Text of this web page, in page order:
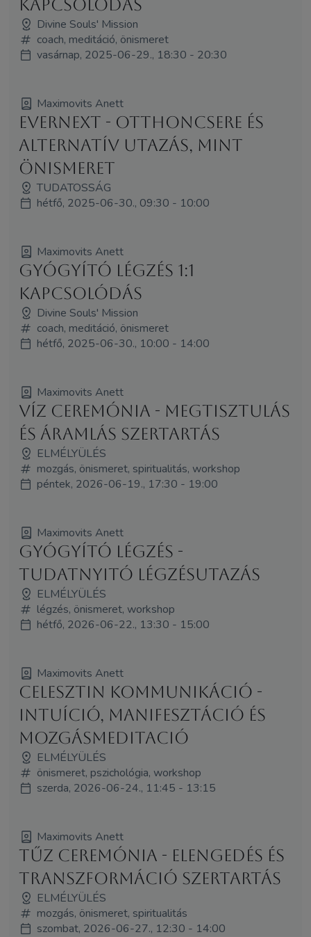
Kapcsolódás
Divine Souls' Mission
coach, meditáció, önismeret
vasárnap, 2025-06-29., 18:30 - 20:30
Maximovits Anett
EverNEXT - Otthoncsere és
alternatív utazás, mint
önismeret
TUDATOSSÁG
hétfő, 2025-06-30., 09:30 - 10:00
Maximovits Anett
Gyógyító Légzés 1:1
Kapcsolódás
Divine Souls' Mission
coach, meditáció, önismeret
hétfő, 2025-06-30., 10:00 - 14:00
Maximovits Anett
Víz ceremónia - megtisztulás
és áramlás szertartás
ELMÉLYÜLÉS
mozgás, önismeret, spiritualitás, workshop
péntek, 2026-06-19., 17:30 - 19:00
Maximovits Anett
Gyógyító légzés -
tudatnyitó légzésutazás
ELMÉLYÜLÉS
légzés, önismeret, workshop
hétfő, 2026-06-22., 13:30 - 15:00
Maximovits Anett
Celesztin kommunikáció -
INTUÍCIÓ, MANIFESZTÁCIÓ ÉS
MOZGÁSMEDITACIÓ
ELMÉLYÜLÉS
önismeret, pszichológia, workshop
szerda, 2026-06-24., 11:45 - 13:15
Maximovits Anett
Tűz ceremónia - elengedés és
transzformáció szertartás
ELMÉLYÜLÉS
mozgás, önismeret, spiritualitás
szombat, 2026-06-27., 12:30 - 14:00